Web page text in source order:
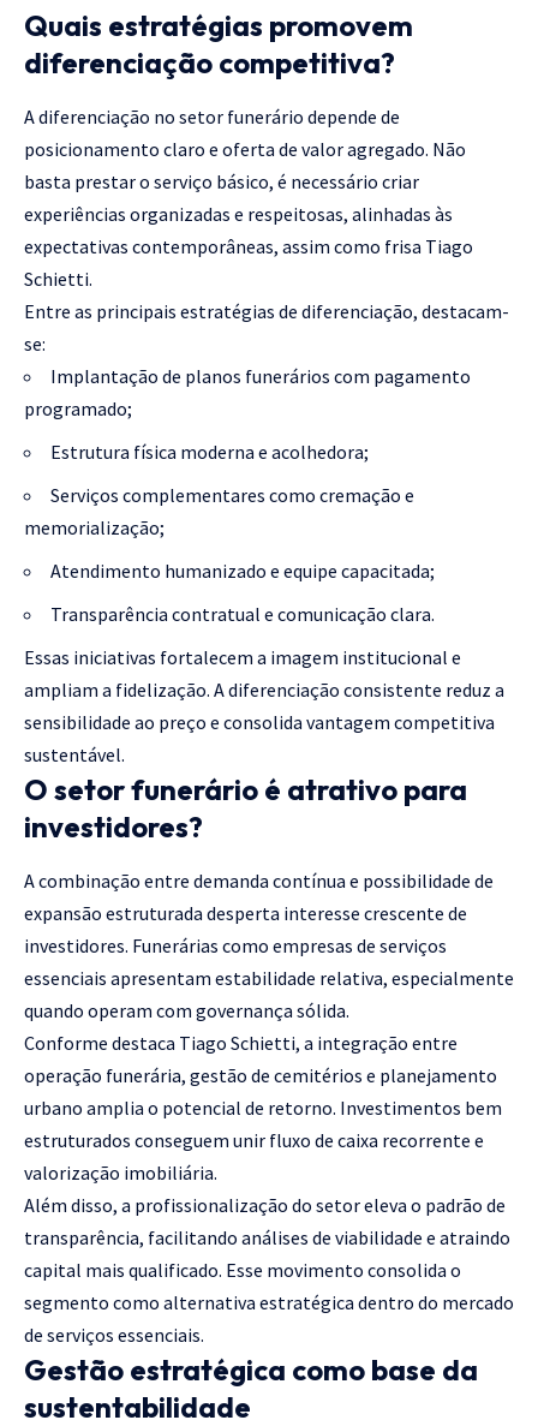
Quais estratégias promovem
diferenciação competitiva?
A diferenciação no setor funerário depende de
posicionamento claro e oferta de valor agregado. Não
basta prestar o serviço básico, é necessário criar
experiências organizadas e respeitosas, alinhadas às
expectativas contemporâneas, assim como frisa Tiago
Schietti.
Entre as principais estratégias de diferenciação, destacam-
se:
Implantação de planos funerários com pagamento
programado;
Estrutura física moderna e acolhedora;
Serviços complementares como cremação e
memorialização;
Atendimento humanizado e equipe capacitada;
Transparência contratual e comunicação clara.
Essas iniciativas fortalecem a imagem institucional e
ampliam a fidelização. A diferenciação consistente reduz a
sensibilidade ao preço e consolida vantagem competitiva
sustentável.
O setor funerário é atrativo para
investidores?
A combinação entre demanda contínua e possibilidade de
expansão estruturada desperta interesse crescente de
investidores. Funerárias como empresas de serviços
essenciais apresentam estabilidade relativa, especialmente
quando operam com governança sólida.
Conforme destaca Tiago Schietti, a integração entre
operação funerária, gestão de cemitérios e planejamento
urbano amplia o potencial de retorno. Investimentos bem
estruturados conseguem unir fluxo de caixa recorrente e
valorização imobiliária.
Além disso, a profissionalização do setor eleva o padrão de
transparência, facilitando análises de viabilidade e atraindo
capital mais qualificado. Esse movimento consolida o
segmento como alternativa estratégica dentro do mercado
de serviços essenciais.
Gestão estratégica como base da
sustentabilidade